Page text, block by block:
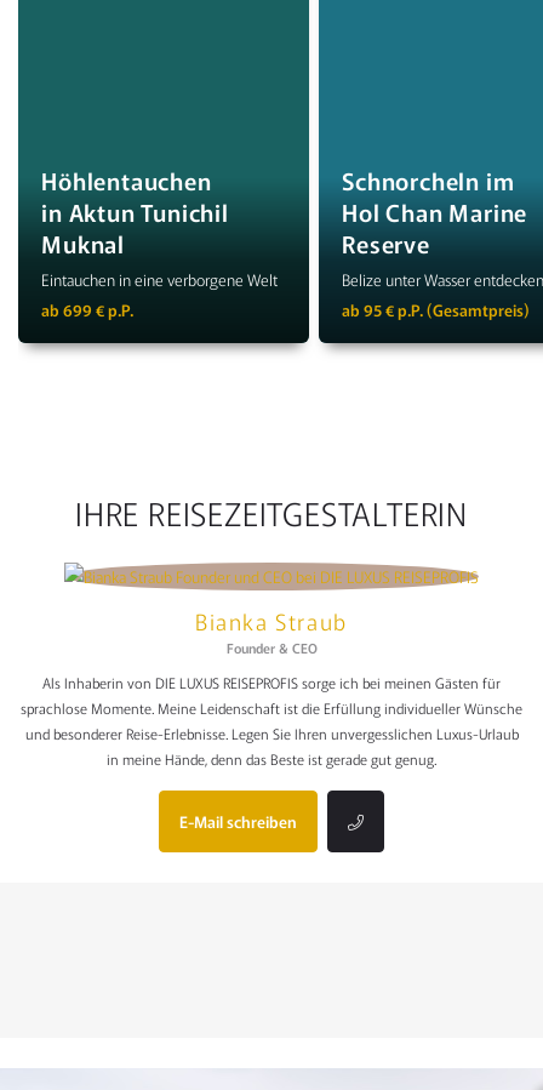
Höhlentauchen
in Aktun Tunichil
Muknal
Eintauchen in eine verborgene Welt
ab 699 € p.P.
Schnorcheln im
Hol Chan Marine
Reserve
Belize unter Wasser
ab 95 € p.P. (Gesamtpreis)
IHRE REISEZEITGESTALTERIN
Bianka Straub
Founder & CEO
Als Inhaberin von DIE LUXUS REISEPROFIS sorge ich bei meinen Gästen für
sprachlose Momente. Meine Leidenschaft ist die Erfüllung individueller Wünsche
und besonderer Reise-Erlebnisse. Legen Sie Ihren unvergesslichen Luxus-Urlaub
in meine Hände, denn das Beste ist gerade gut genug.
E-Mail schreiben